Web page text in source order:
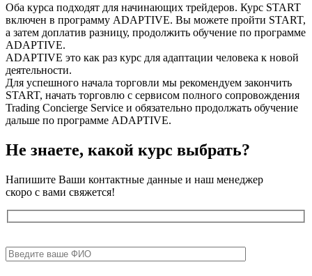
Оба курса подходят для начинающих трейдеров. Курс START
включен в программу ADAPTIVE. Вы можете пройти START,
а затем доплатив разницу, продолжить обучение по программе
ADAPTIVE.
ADAPTIVE это как раз курс для адаптации человека к новой
деятельности.
Для успешного начала торговли мы рекомендуем закончить
START, начать торговлю с сервисом полного сопровождения
Trading Concierge Service и обязательно продолжать обучение
дальше по программе ADAPTIVE.
Не знаете, какой курс выбрать?
Напишите Ваши контактные данные и наш менеджер
скоро с вами свяжется!